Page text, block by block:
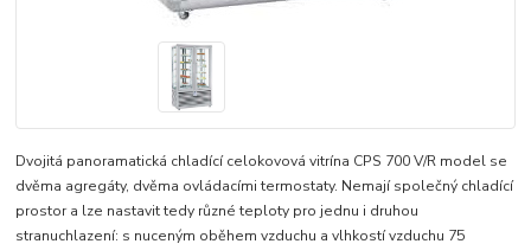
Dvojitá panoramatická chladící celokovová vitrína CPS 700 V/R model se
dvěma agregáty, dvěma ovládacími termostaty. Nemají společný chladící
prostor a lze nastavit tedy různé teploty pro jednu i druhou
stranuchlazení: s nuceným oběhem vzduchu a vlhkostí vzduchu 75